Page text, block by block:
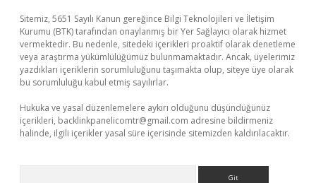
Sitemiz, 5651 Sayılı Kanun gereğince Bilgi Teknolojileri ve İletişim
Kurumu (BTK) tarafından onaylanmış bir Yer Sağlayıcı olarak hizmet
vermektedir. Bu nedenle, sitedeki içerikleri proaktif olarak denetleme
veya araştırma yükümlülüğümüz bulunmamaktadır. Ancak, üyelerimiz
yazdıkları içeriklerin sorumluluğunu taşımakta olup, siteye üye olarak
bu sorumluluğu kabul etmiş sayılırlar.
Hukuka ve yasal düzenlemelere aykırı olduğunu düşündüğünüz
içerikleri, backlinkpanelicomtr@gmail.com adresine bildirmeniz
halinde, ilgili içerikler yasal süre içerisinde sitemizden kaldırılacaktır.